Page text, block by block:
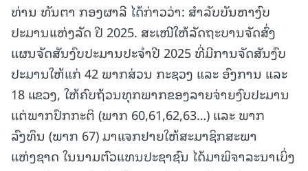
ທ່ານ ທັນຕາ ກອງຜາລີ ໄດ້ກ່າວວ່າ: ສໍາລັບບັນຫາງົບ
ປະມານແຫ່ງລັດ ປີ 2025. ສະເໜີໃຫ້ລັດຖະບານຈັດສົ່ງ
ແຜນຈັດສັນງົບປະມານປະຈໍາປີ 2025 ທີ່ມີການຈັດສັນງົບ
ປະມານໃຫ້ແກ່ 42 ພາກສ່ວນ ກະຊວງ ແລະ ອົງການ ແລະ
18 ແຂວງ, ໃຫ້ຄົບຖ້ວນທຸກພາກຂອງລາຍຈ່າຍງົບປະມານ
ແຕ່ພາກປົກກະຕິ (ພາກ 60,61,62,63…) ແລະ ພາກ
ລົງທຶນ (ພາກ 67) ມາແຈກຢາຍໃຫ້ສະມາຊິກສະພາ
ແຫ່ງຊາດ ໃນນາມຕົວແທນປະຊາຊົນ ໄດ້ມາພິຈາລະນາເບິ່ງ